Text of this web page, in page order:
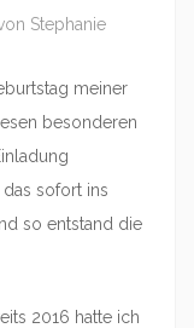
Stephanie
meiner
besonderen
sofort ins
so entstand die
2016 hatte ich